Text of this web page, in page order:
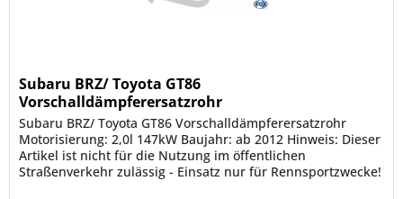
Subaru BRZ/ Toyota GT86
Vorschalldämpferersatzrohr
Subaru BRZ/ Toyota GT86 Vorschalldämpferersatzrohr
Motorisierung: 2,0l 147kW Baujahr: ab 2012 Hinweis: Dieser
Artikel ist nicht für die Nutzung im öffentlichen
Straßenverkehr zulässig - Einsatz nur für Rennsportzwecke!